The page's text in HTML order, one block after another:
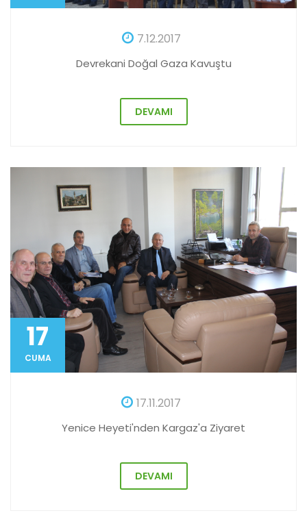
7.12.2017
Devrekani Doğal Gaza Kavuştu
DEVAMI
17
CUMA
17.11.2017
Yenice Heyeti'nden Kargaz'a Ziyaret
DEVAMI